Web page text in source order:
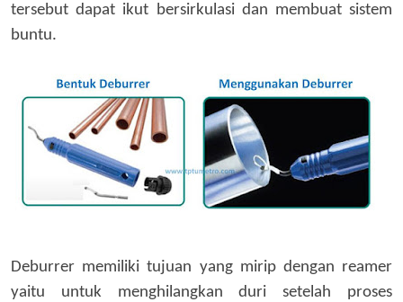
tersebut dapat ikut bersirkulasi dan membuat sistem
buntu.
Deburrer memiliki tujuan yang mirip dengan reamer
yaitu untuk menghilangkan duri setelah proses